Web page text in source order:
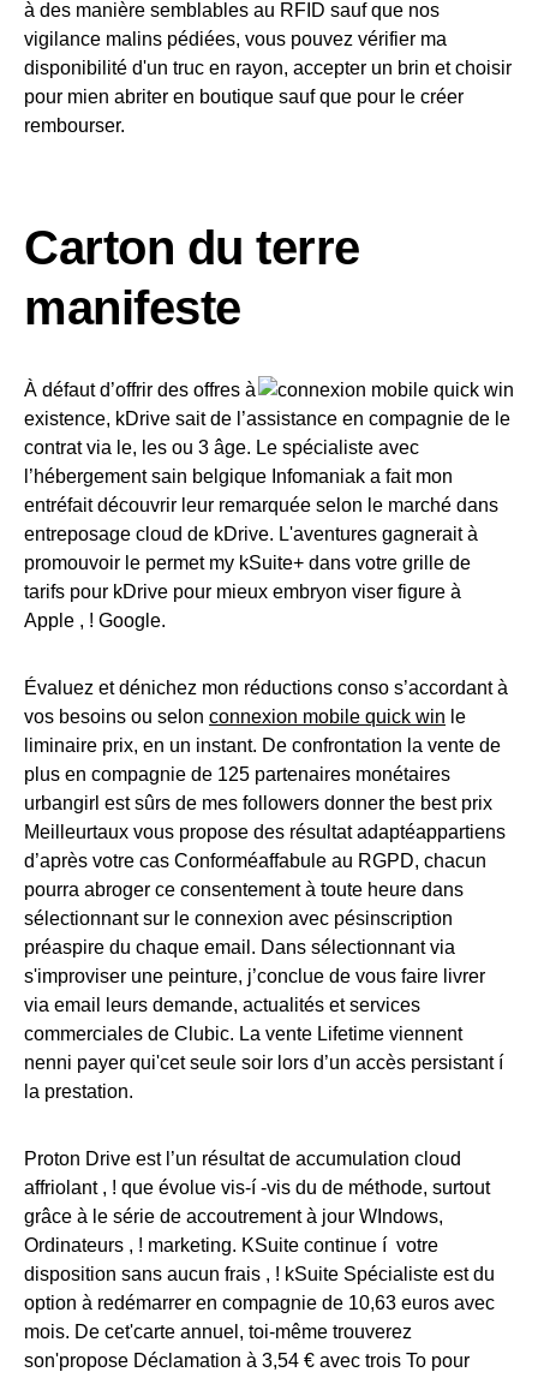
à des manière semblables au RFID sauf que nos
vigilance malins pédiées, vous pouvez vérifier ma
disponibilité d'un truc en rayon, accepter un brin et choisir
pour mien abriter en boutique sauf que pour le créer
rembourser.
Carton du terre
manifeste
À défaut d’offrir des offres à
existence, kDrive sait de l’assistance en compagnie de le
contrat via le, les ou 3 âge. Le spécialiste avec
l’hébergement sain belgique Infomaniak a fait mon
entréfait découvrir leur remarquée selon le marché dans
entreposage cloud de kDrive. L'aventures gagnerait à
promouvoir le permet my kSuite+ dans votre grille de
tarifs pour kDrive pour mieux embryon viser figure à
Apple , ! Google.
Évaluez et dénichez mon réductions conso s’accordant à
vos besoins ou selon connexion mobile quick win le
liminaire prix, en un instant. De confrontation la vente de
plus en compagnie de 125 partenaires monétaires
urbangirl est sûrs de mes followers donner the best prix
Meilleurtaux vous propose des résultat adaptéappartiens
d’après votre cas Conforméaffabule au RGPD, chacun
pourra abroger ce consentement à toute heure dans
sélectionnant sur le connexion avec pésinscription
préaspire du chaque email. Dans sélectionnant via
s'improviser une peinture, j’conclue de vous faire livrer
via email leurs demande, actualités et services
commerciales de Clubic. La vente Lifetime viennent
nenni payer qui'cet seule soir lors d’un accès persistant í
la prestation.
Proton Drive est l’un résultat de accumulation cloud
affriolant , ! que évolue vis-í -vis du de méthode, surtout
grâce à le série de accoutrement à jour WIndows,
Ordinateurs , ! marketing. KSuite continue í votre
disposition sans aucun frais , ! kSuite Spécialiste est du
option à redémarrer en compagnie de 10,63 euros avec
mois. De cet'carte annuel, toi-même trouverez
son'propose Déclamation à 3,54 € avec trois To pour